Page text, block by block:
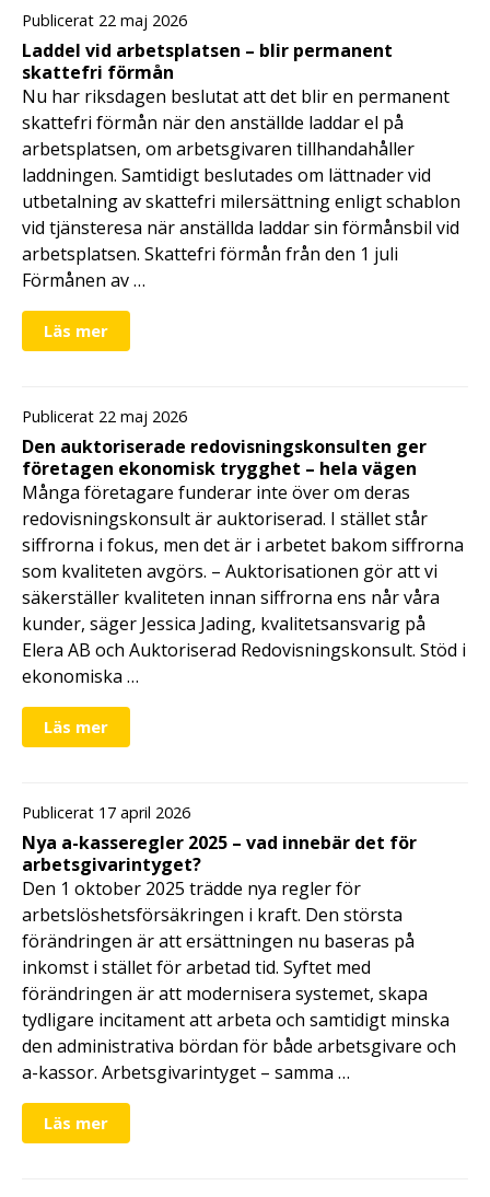
Publicerat 22 maj 2026
Laddel vid arbetsplatsen – blir permanent
skattefri förmån
Nu har riksdagen beslutat att det blir en permanent
skattefri förmån när den anställde laddar el på
arbetsplatsen, om arbetsgivaren tillhandahåller
laddningen. Samtidigt beslutades om lättnader vid
utbetalning av skattefri milersättning enligt schablon
vid tjänsteresa när anställda laddar sin förmånsbil vid
arbetsplatsen. Skattefri förmån från den 1 juli
Förmånen av …
Läs mer
Publicerat 22 maj 2026
Den auktoriserade redovisningskonsulten ger
företagen ekonomisk trygghet – hela vägen
Många företagare funderar inte över om deras
redovisningskonsult är auktoriserad. I stället står
siffrorna i fokus, men det är i arbetet bakom siffrorna
som kvaliteten avgörs. – Auktorisationen gör att vi
säkerställer kvaliteten innan siffrorna ens når våra
kunder, säger Jessica Jading, kvalitetsansvarig på
Elera AB och Auktoriserad Redovisningskonsult. Stöd i
ekonomiska …
Läs mer
Publicerat 17 april 2026
Nya a-kasseregler 2025 – vad innebär det för
arbetsgivarintyget?
Den 1 oktober 2025 trädde nya regler för
arbetslöshetsförsäkringen i kraft. Den största
förändringen är att ersättningen nu baseras på
inkomst i stället för arbetad tid. Syftet med
förändringen är att modernisera systemet, skapa
tydligare incitament att arbeta och samtidigt minska
den administrativa bördan för både arbetsgivare och
a-kassor. Arbetsgivarintyget – samma …
Läs mer